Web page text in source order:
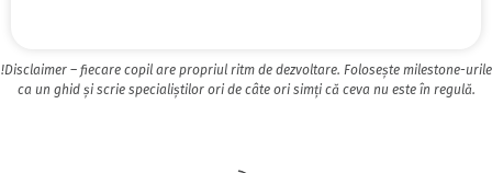
!Disclaimer – fiecare copil are propriul ritm de dezvoltare. Folosește milestone-urile
ca un ghid și scrie specialiștilor ori de câte ori simți că ceva nu este în regulă.